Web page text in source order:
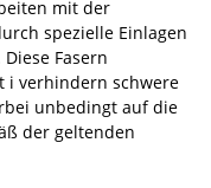
mit der
spezielle Einlagen
Fasern
verhindern schwere
unbedingt auf die
der geltenden